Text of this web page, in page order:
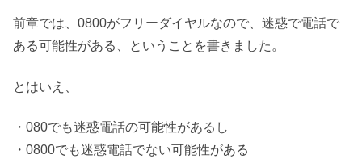
前章では、0800がフリーダイヤルなので、迷惑で電話で
ある可能性がある、ということを書きました。
とはいえ、
・080でも迷惑電話の可能性があるし
・0800でも迷惑電話でない可能性がある